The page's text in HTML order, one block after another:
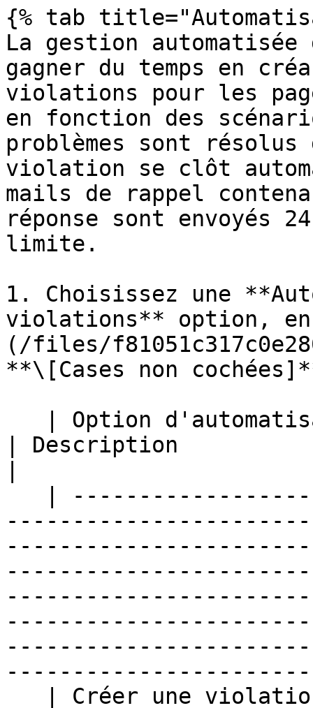
{% tab
La gestion
gagner du temps en
violations pour les
en fonction des
problèmes sont
violation se clôt
mails de rappel
réponse sont envoyés
limite.
1. Choisissez une
violations** option,
(/files/
**\[Cases non
| Description